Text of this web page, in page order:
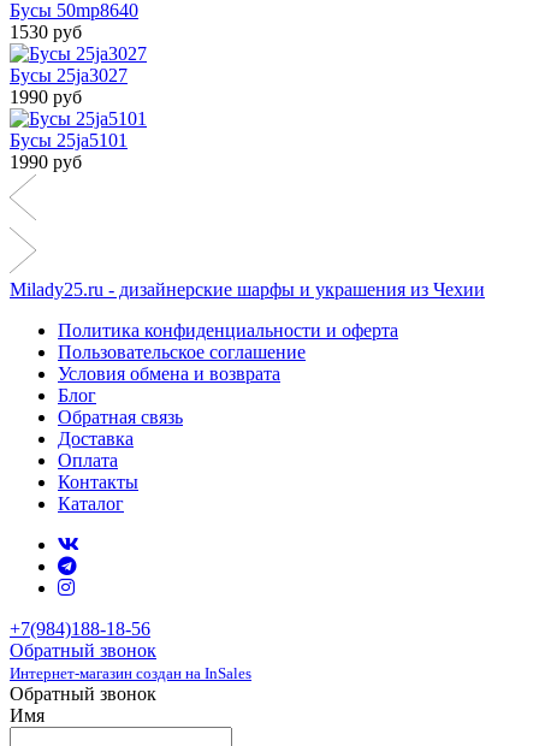
Бусы 50mp8640
1530 руб
Бусы 25ja3027
1990 руб
Бусы 25ja5101
1990 руб
Milady25.ru - дизайнерские шарфы и украшения из Чехии
Политика конфиденциальности и оферта
Пользовательское соглашение
Условия обмена и возврата
Блог
Обратная связь
Доставка
Оплата
Контакты
Каталог
+7(984)188-18-56
Обратный звонок
Интернет-магазин создан на InSales
Обратный звонок
Имя